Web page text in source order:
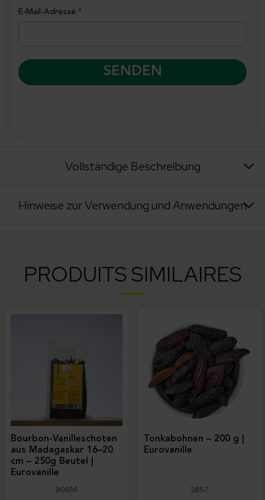
E-Mail-Adresse
SENDEN
Vollständige Beschreibung
Hinweise zur Verwendung und Anwendungen
PRODUITS SIMILAIRES
Bourbon-Vanilleschoten
aus Madagaskar 16–20
cm – 250g Beutel |
Eurovanille
906M
Tonkabohnen – 200 g |
Eurovanille
2857